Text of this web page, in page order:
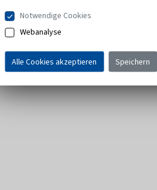
Notwendige Cookies
Webanalyse
Alle Cookies akzeptieren Speichern